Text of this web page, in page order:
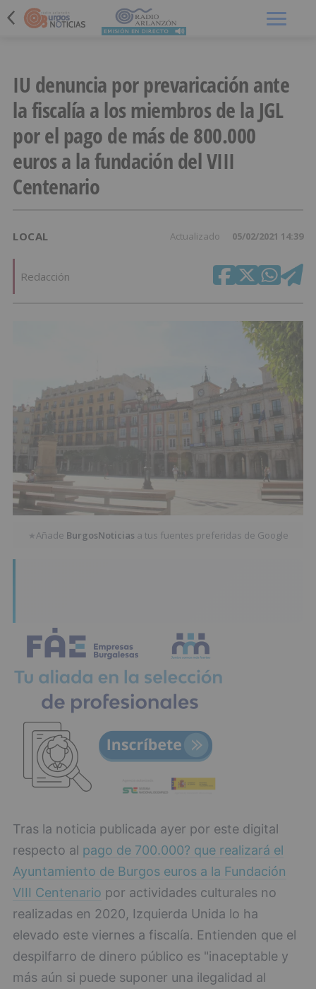
IU denuncia por prevaricación ante
la fiscalía a los miembros de la JGL
por el pago de más de 800.000
euros a la fundación del VIII
Centenario
LOCAL Actualizado 05/02/2021 14:39
Redacción
★Añade BurgosNoticias a tus fuentes preferidas de Google
Tras la noticia publicada ayer por este digital
respecto al pago de 700.000? que realizará el
Ayuntamiento de Burgos euros a la Fundación
VIII Centenario por actividades culturales no
realizadas en 2020, Izquierda Unida lo ha
elevado este viernes a fiscalía. Entienden que el
despilfarro de dinero público es "inaceptable y
más aún si puede suponer una ilegalidad al